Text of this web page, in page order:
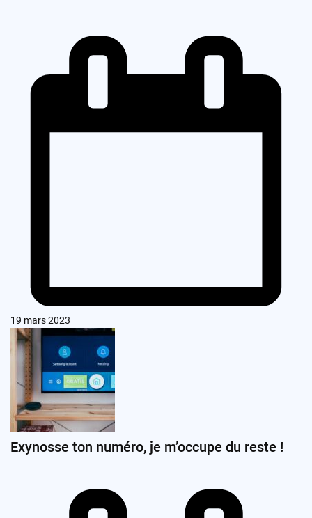
19 mars 2023
Exynosse ton numéro, je m’occupe du reste !